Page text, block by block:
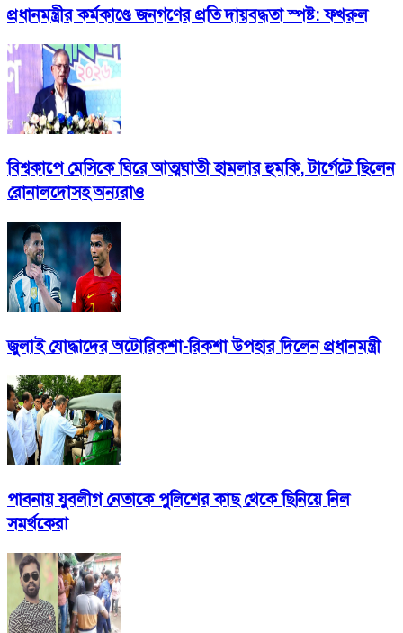
প্রধানমন্ত্রীর কর্মকাণ্ডে জনগণের প্রতি দায়বদ্ধতা স্পষ্ট: ফখরুল
বিশ্বকাপে মেসিকে ঘিরে আত্মঘাতী হামলার হুমকি, টার্গেটে ছিলেন
রোনালদোসহ অন্যরাও
জুলাই যোদ্ধাদের অটোরিকশা-রিকশা উপহার দিলেন প্রধানমন্ত্রী
পাবনায় যুবলীগ নেতাকে পুলিশের কাছ থেকে ছিনিয়ে নিল
সমর্থকেরা